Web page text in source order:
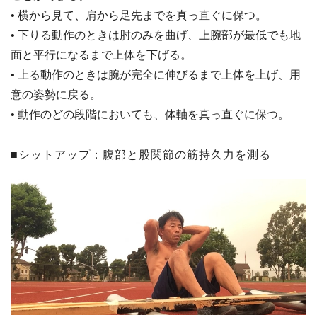
• 横から見て、肩から足先までを真っ直ぐに保つ。
• 下りる動作のときは肘のみを曲げ、上腕部が最低でも地
面と平行になるまで上体を下げる。
• 上る動作のときは腕が完全に伸びるまで上体を上げ、用
意の姿勢に戻る。
• 動作のどの段階においても、体軸を真っ直ぐに保つ。
■シットアップ：腹部と股関節の筋持久力を測る